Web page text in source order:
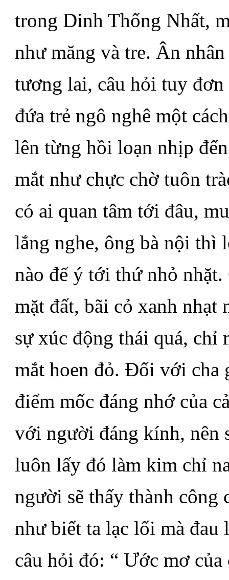
trong Dinh Thống Nhất,
như măng và tre. Ân
tương lai, câu hỏi tuy
đứa trẻ ngô nghê một
lên từng hồi loạn nhịp
mắt như chực chờ tuôn
có ai quan tâm tới đâu,
lắng nghe, ông bà nội thì
nào để ý tới thứ nhỏ
mặt đất, bãi cỏ xanh
sự xúc động thái quá, chỉ
mắt hoen đỏ. Đối với cha
điểm mốc đáng nhớ của
với người đáng kính, nên
luôn lấy đó làm kim chỉ
người sẽ thấy thành công
như biết ta lạc lối mà
câu hỏi đó: “ Ước mơ